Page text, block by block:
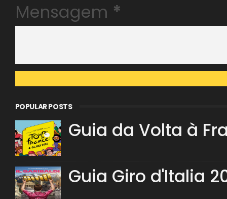
Mensagem *
POPULAR POSTS
Guia da Volta à
Guia Giro d'Italia